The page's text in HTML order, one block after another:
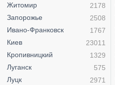
Житомир
2178
Запорожье
2508
Ивано-Франковск
1767
Киев
23011
Кропивницкий
1329
Луганск
575
Луцк
2971